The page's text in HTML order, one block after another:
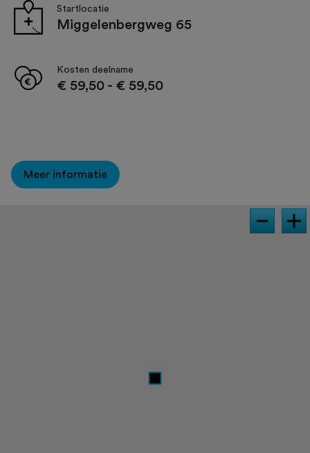
Startlocatie
Miggelenbergweg 65
Kosten deelname
€ 59,50 - € 59,50
Meer informatie